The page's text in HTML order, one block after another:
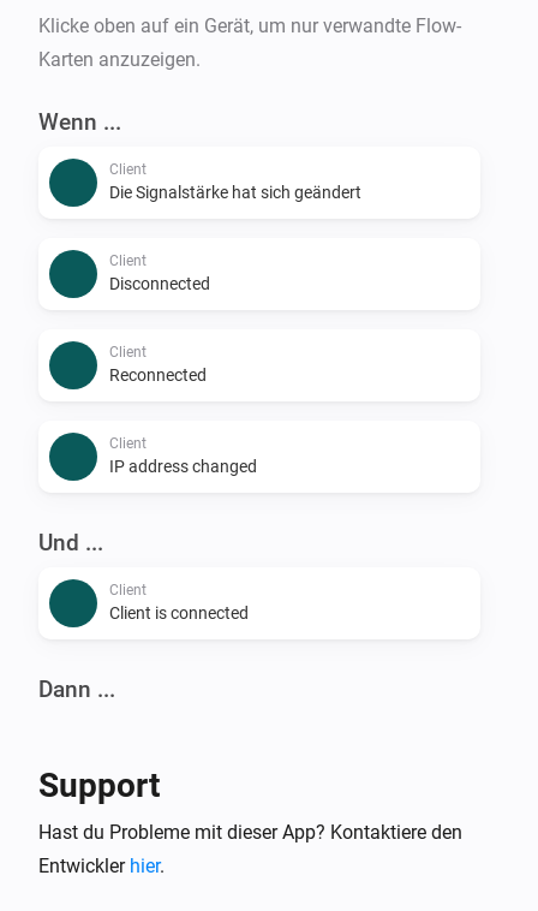
Klicke oben auf ein Gerät, um nur verwandte Flow-
Karten anzuzeigen.
Wenn ...
Client
Die Signalstärke hat sich geändert
Client
Disconnected
Client
Reconnected
Client
IP address changed
Und ...
Client
Client is connected
Dann ...
Client
Support
Hast du Probleme mit dieser App? Kontaktiere den
Entwickler hier.